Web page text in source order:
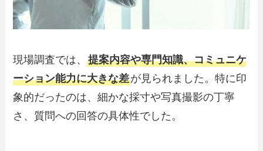
現場調査では、提案内容や専門知識、コミュニケ
ーション能力に大きな差が見られました。特に印
象的だったのは、細かな採寸や写真撮影の丁寧
さ、質問への回答の具体性でした。